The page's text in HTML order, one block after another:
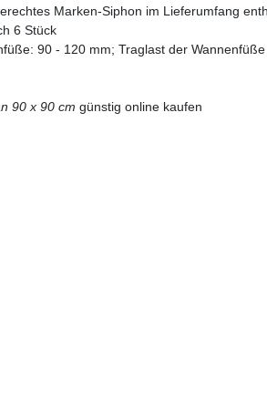
Marken-Siphon im Lieferumfang
6 Stück
90 - 120 mm; Traglast der
90 x 90 cm günstig online kaufen